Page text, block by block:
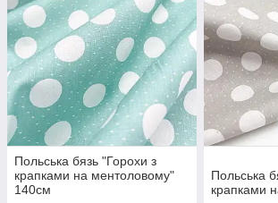
Польська бязь "Горохи з
крапками на ментоловому"
140см
Польська
крапками